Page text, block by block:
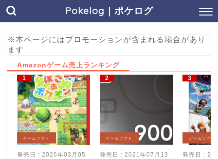
Pokelog｜ポケログ
※本ページにはプロモーションが含まれる場合があり
ます
Amazonゲーム売上ランキング
ゲームソフト
発売日 : 2026年03月05
ゲームソフト
発売日 : 2021年07月13
ゲームソフト
発売日 :